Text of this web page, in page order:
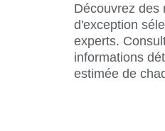
Découvrez des
d'exception
experts.
informations
estimée de